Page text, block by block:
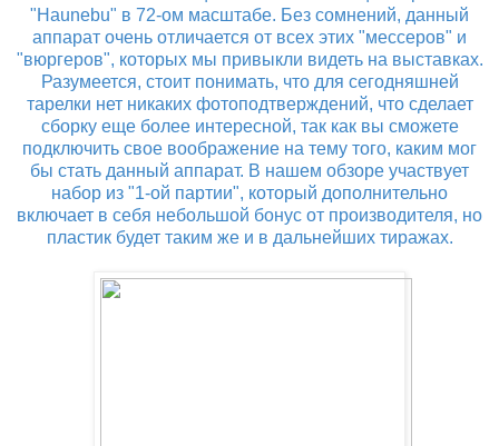
"Haunebu" в 72-ом масштабе. Без сомнений, данный
аппарат очень отличается от всех этих "мессеров" и
"вюргеров", которых мы привыкли видеть на выставках.
Разумеется, стоит понимать, что для сегодняшней
тарелки нет никаких фотоподтверждений, что сделает
сборку еще более интересной, так как вы сможете
подключить свое воображение на тему того, каким мог
бы стать данный аппарат. В нашем обзоре участвует
набор из "1-ой партии", который дополнительно
включает в себя небольшой бонус от производителя, но
пластик будет таким же и в дальнейших тиражах.